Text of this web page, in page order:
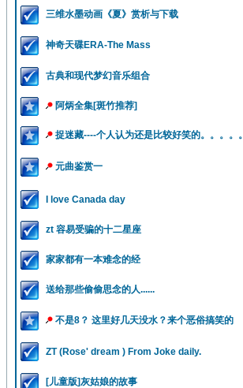
三维水墨动画《夏》赏析与下载
神奇天碟ERA-The Mass
古典和现代梦幻音乐组合
阿炳全集[斑竹推荐]
捉迷藏----个人认为还是比较好笑的。。。。。
元曲鉴赏一
I love Canada day
zt 容易受骗的十二星座
家家都有一本难念的经
送给那些偷偷思念的人......
不是8？ 这里好几天没水？来个恶俗搞笑的
ZT (Rose' dream ) From Joke daily.
[儿童版]灰姑娘的故事